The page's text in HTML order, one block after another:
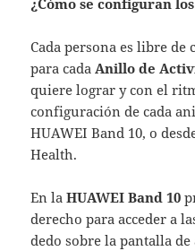
¿Cómo se configuran
Cada persona es libre
para cadaAnillo de
quiere lograr y con el
configuración de cada
HUAWEI Band 10, o
Health.
En laHUAWEI Band 10
derecho para acceder a
dedo sobre la pantalla